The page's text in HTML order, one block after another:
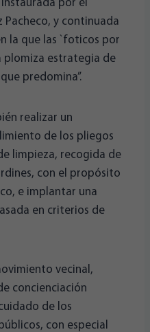
por el
Pacheco, y continuada
la que las `foticos por
plomiza estrategia de
predomina”.
realizar un
de los pliegos
limpieza, recogida de
con el propósito
e implantar una
en criterios de
vecinal,
concienciación
de los
con especial